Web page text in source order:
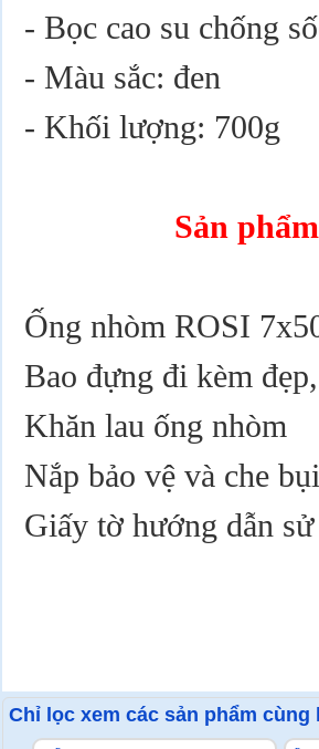
- Bọc cao su chống
- Màu sắc: đen
- Khối lượng: 700g
Sản
Ống nhòm ROSI
Bao đựng đi kèm
Khăn lau ống nhòm
Nắp bảo vệ và che
Giấy tờ hướng dẫn
Chỉ lọc xem các sản phẩm cùng